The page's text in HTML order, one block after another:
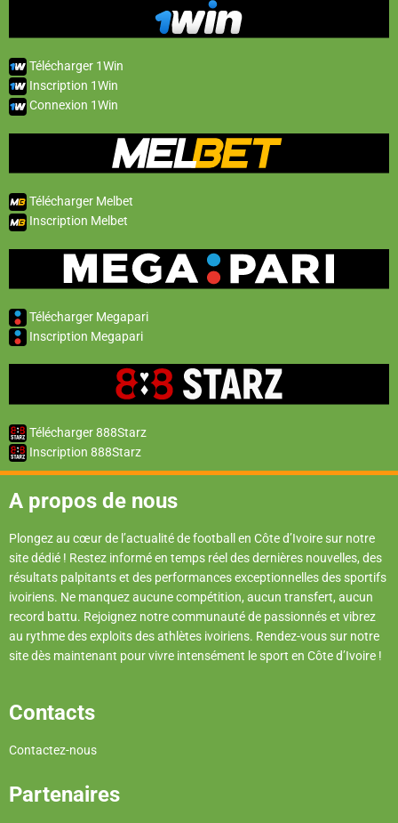
Télécharger 1Win
Inscription 1Win
Connexion 1Win
Télécharger Melbet
Inscription Melbet
Télécharger Megapari
Inscription Megapari
Télécharger 888Starz
Inscription 888Starz
A propos de nous
Plongez au cœur de l’actualité de football en Côte d’Ivoire sur notre
site dédié ! Restez informé en temps réel des dernières nouvelles, des
résultats palpitants et des performances exceptionnelles des sportifs
ivoiriens. Ne manquez aucune compétition, aucun transfert, aucun
record battu. Rejoignez notre communauté de passionnés et vibrez
au rythme des exploits des athlètes ivoiriens. Rendez-vous sur notre
site dès maintenant pour vivre intensément le sport en Côte d’Ivoire !
Contacts
Contactez-nous
Partenaires